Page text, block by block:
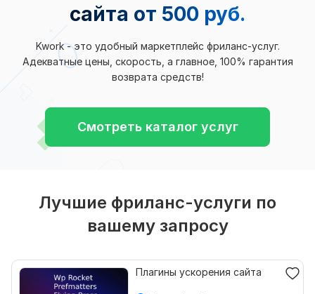
сайта от 500 руб.
Kwork - это удобный маркетплейс фриланс-услуг.
Адекватные цены, скорость, а главное, 100% гарантия
возврата средств!
Смотреть каталог услуг
Лучшие фриланс-услуги по
вашему запросу
Плагины ускорения сайта